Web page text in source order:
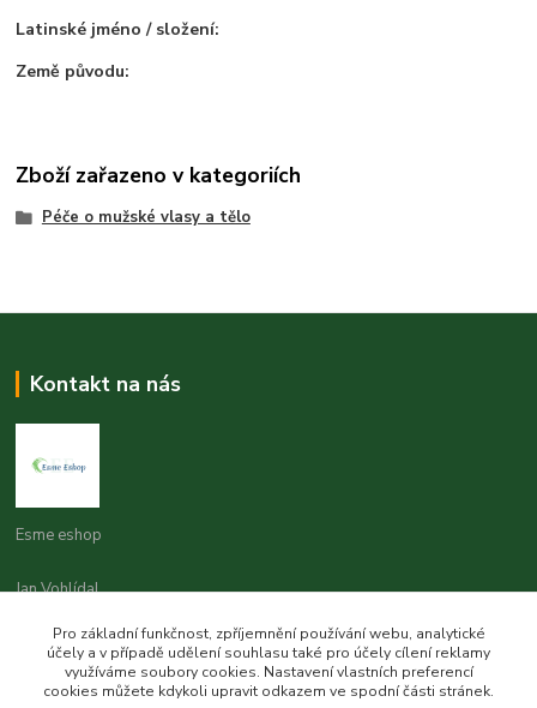
Latinské jméno / složení:
Země původu:
Zboží zařazeno v kategoriích
Péče o mužské vlasy a tělo
Kontakt na nás
Esme eshop
Jan Vohlídal
8,00 - 20,00
objednavky@esme-eshop.cz
Pro základní funkčnost, zpříjemnění používání webu, analytické
účely a v případě udělení souhlasu také pro účely cílení reklamy
využíváme soubory cookies. Nastavení vlastních preferencí
cookies můžete kdykoli upravit odkazem ve spodní části stránek.